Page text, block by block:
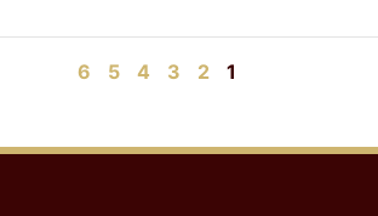
1
2
3
4
5
6